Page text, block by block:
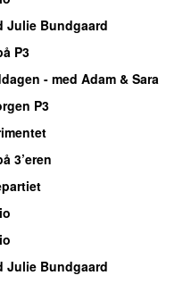
Julie Bundgaard
P3
- med Adam & Sara
P3
3’eren
Julie Bundgaard